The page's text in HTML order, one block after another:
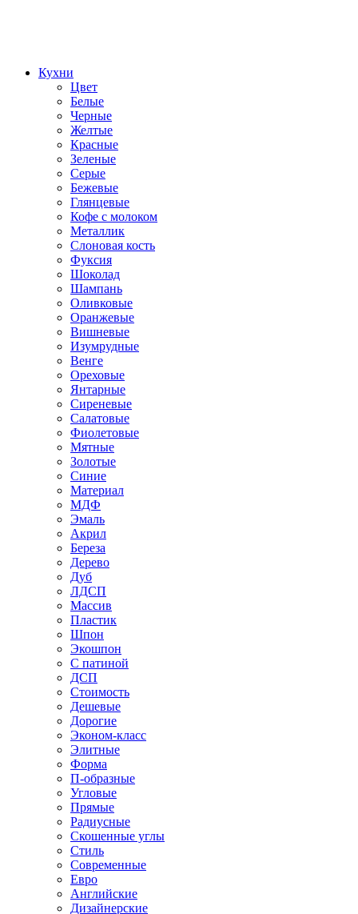
Кухни
Цвет
Белые
Черные
Желтые
Красные
Зеленые
Серые
Бежевые
Глянцевые
Кофе с молоком
Металлик
Слоновая кость
Фуксия
Шоколад
Шампань
Оливковые
Оранжевые
Вишневые
Изумрудные
Венге
Ореховые
Янтарные
Сиреневые
Салатовые
Фиолетовые
Мятные
Золотые
Синие
Материал
МДФ
Эмаль
Акрил
Береза
Дерево
Дуб
ЛДСП
Массив
Пластик
Шпон
Экошпон
С патиной
ДСП
Стоимость
Дешевые
Дорогие
Эконом-класс
Элитные
Форма
П-образные
Угловые
Прямые
Радиусные
Скошенные углы
Стиль
Современные
Евро
Английские
Дизайнерские